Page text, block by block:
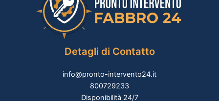
Detagli di Contatto
info@pronto-intervento24.it
800729233
Disponibilità 24/7